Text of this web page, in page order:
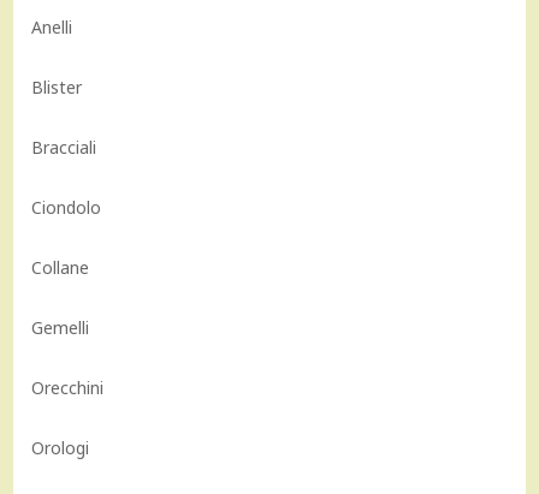
Anelli
Blister
Bracciali
Ciondolo
Collane
Gemelli
Orecchini
Orologi